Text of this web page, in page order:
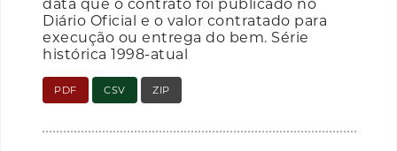
data que o contrato foi publicado no
Diário Oficial e o valor contratado para
execução ou entrega do bem. Série
histórica 1998-atual
PDF CSV ZIP